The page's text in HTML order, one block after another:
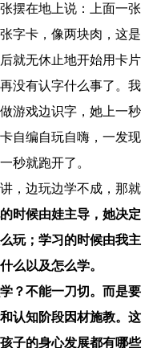
摆在地上说：上面一张
字卡，像两块肉，这是
就无休止地开始用卡片
没有认字什么事了。我
游戏边识字，她上一秒
自编自玩自嗨，一发现
秒就跑开了。
，边玩边学不成，那就
时候由娃主导，她决定
玩；学习的时候由我主
么以及怎么学。
？不能一刀切。而是要
认知阶段因材施教。这
子的身心发展都有哪些